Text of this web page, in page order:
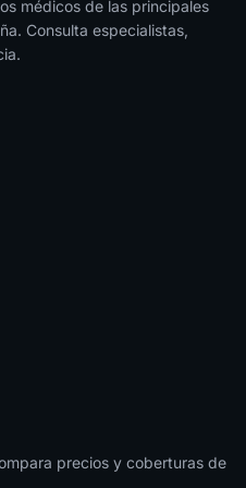
médicos de las principales
Consulta especialistas,
precios y coberturas de